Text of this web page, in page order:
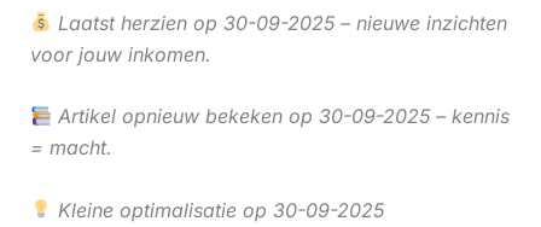
Laatst herzien op 30-09-2025 – nieuwe inzichten
voor jouw inkomen.
Artikel opnieuw bekeken op 30-09-2025 – kennis
= macht.
Kleine optimalisatie op 30-09-2025